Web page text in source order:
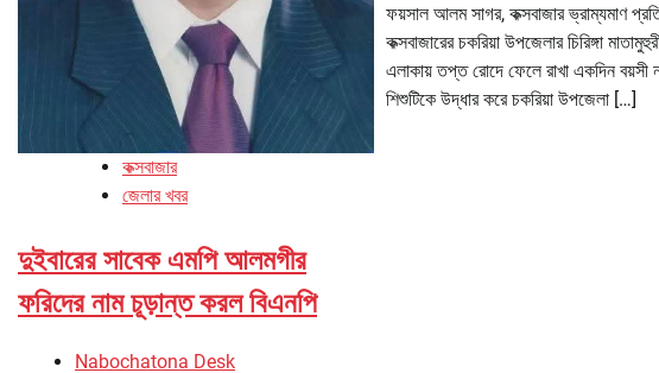
কক্সবাজার
জেলার খবর
দুইবারের সাবেক এমপি আলমগীর
ফরিদের নাম চূড়ান্ত করল বিএনপি
Nabochatona Desk
ফয়সাল আলম সাগর, কক্সবাজার ভ্রাম্যমাণ
কক্সবাজারের চকরিয়া উপজেলার চিরিঙ্গা
এলাকায় তপ্ত রোদে ফেলে রাখা একদিন বয়সী
শিশুটিকে উদ্ধার করে চকরিয়া উপজেলা […]